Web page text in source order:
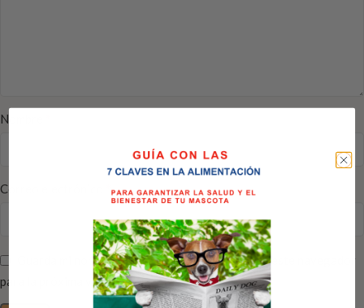
Nombre
Correo electrónico
Guarda mi nombre, correo electrónico y web en este navegador
para la próxima vez que comente.